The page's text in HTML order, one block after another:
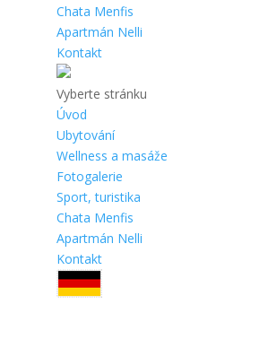
Chata Menfis
Apartmán Nelli
Kontakt
Vyberte stránku
Úvod
Ubytování
Wellness a masáže
Fotogalerie
Sport, turistika
Chata Menfis
Apartmán Nelli
Kontakt